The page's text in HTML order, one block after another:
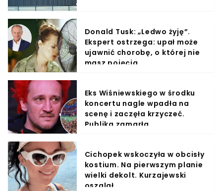
Donald Tusk: „Ledwo żyję”.
Ekspert ostrzega: upał może
ujawnić chorobę, o której nie
masz pojęcia
Eks Wiśniewskiego w środku
koncertu nagle wpadła na
scenę i zaczęła krzyczeć.
Publika zamarła
Cichopek wskoczyła w obcisły
kostium. Na pierwszym planie
wielki dekolt. Kurzajewski
oszalał